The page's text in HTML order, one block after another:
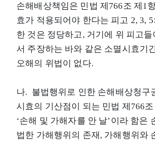
손해배상책임은 민법 제766조 제1
효가 적용되어야 한다는 피고 2, 3,
한 것은 정당하고, 거기에 위 피고들
서 주장하는 바와 같은 소멸시효기
오해의 위법이 없다.
나. 불법행위로 인한 손해배상청구
시효의 기산점이 되는 민법 제766
‘손해 및 가해자를 안 날’이라 함은
법한 가해행위의 존재, 가해행위와